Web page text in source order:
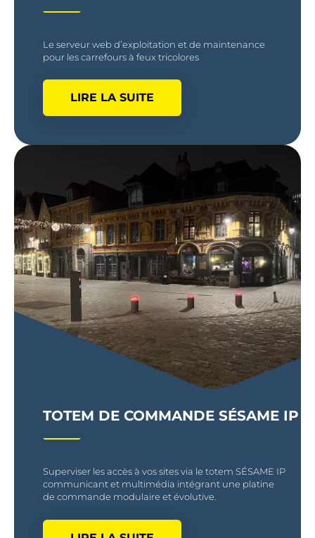
Le serveur web d’exploitation et de maintenance
pour les carrefours à feux tricolores
LIRE LA SUITE
TOTEM DE COMMANDE SÉSAME IP
Superviser les accès à vos sites via le totem SÉSAME IP
communicant et multimédia intégrant une platine
de commande modulaire et évolutive.